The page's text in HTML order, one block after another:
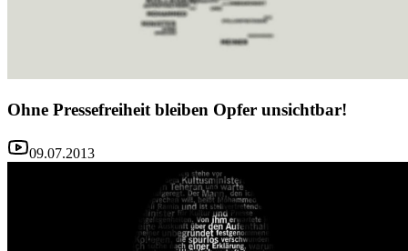
Ohne Pressefreiheit bleiben Opfer unsichtbar!
09.07.2013